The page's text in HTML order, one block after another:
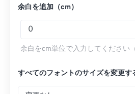
余白を追加（cm）
余白をcm単位で入力してください
すべてのフォントのサイズを変更